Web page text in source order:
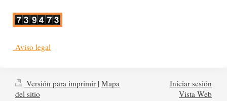
Aviso legal
Versión para imprimir | Mapa
del sitio
Iniciar sesión
Vista Web